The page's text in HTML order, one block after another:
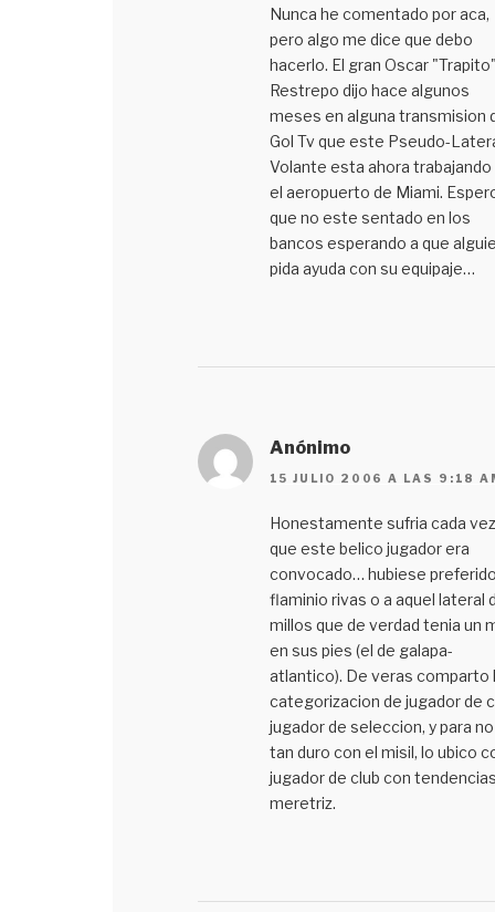
Nunca he comentado por aca,
pero algo me dice que debo
hacerlo. El gran Oscar
Restrepo dijo hace algunos
meses en alguna transmision
Gol Tv que este Pseudo-
Volante esta ahora trabajando
el aeropuerto de Miami.
que no este sentado en los
bancos esperando a que
pida ayuda con su equipaje…
Anónimo
15 JULIO 2006 A LAS 9:18
Honestamente sufria cada vez
que este belico jugador era
convocado… hubiese
flaminio rivas o a aquel lateral
millos que de verdad tenia un
en sus pies (el de galapa-
atlantico). De veras comparto
categorizacion de jugador de
jugador de seleccion, y para
tan duro con el misil, lo ubico
jugador de club con
meretriz.